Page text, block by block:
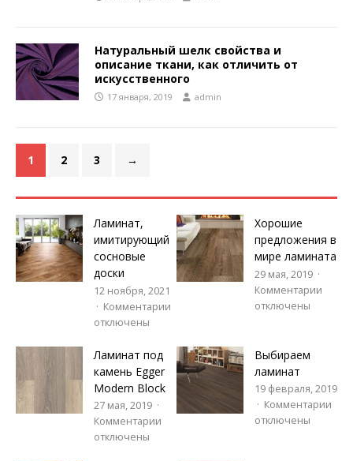
Натуральный шелк свойства и
описание ткани, как отличить от
искусственного
17 января, 2019 admin
1 2 3 →
Ламинат,
имитирующий
сосновые
доски
12 ноября, 2021
Комментарии
отключены
Хорошие
предложения в
мире ламината
29 мая, 2019
Комментарии
отключены
Ламинат под
камень Egger
Modern Block
27 мая, 2019
Комментарии
отключены
Выбираем
ламинат
19 февраля, 2019
Комментарии
отключены